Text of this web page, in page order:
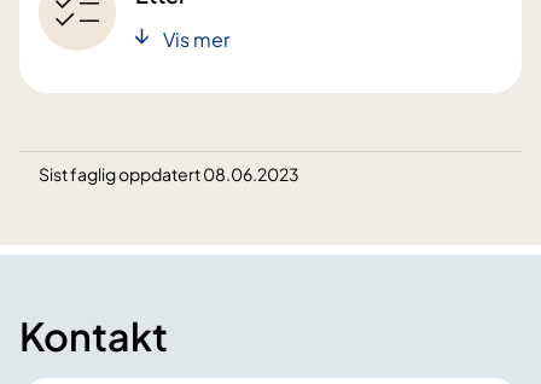
Vis mer
Sist faglig oppdatert 08.06.2023
Kontakt